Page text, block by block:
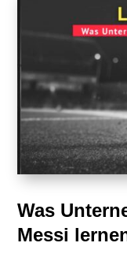
Was
Messi